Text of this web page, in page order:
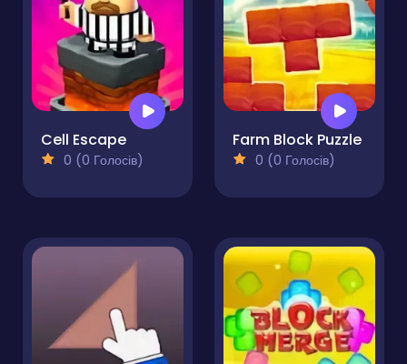
Cell Escape
0 (0 Голосів)
Farm Block Puzzle
0 (0 Голосів)